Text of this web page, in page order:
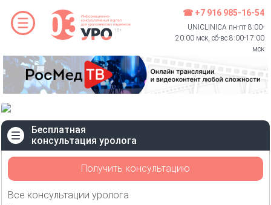
☎ +7 916 985-16-54
UNICLINICA пн-пт 8:00-
20:00 мск, сб-вс 8:00-17:00
мск
Бесплатная
консультация уролога
Получить консультацию
Все консультации уролога